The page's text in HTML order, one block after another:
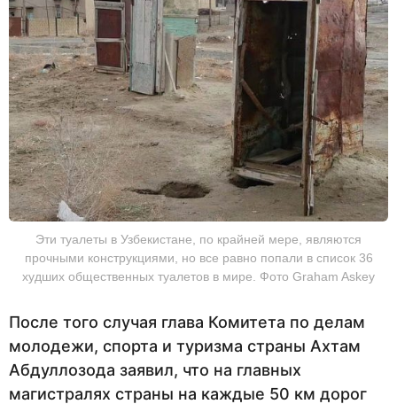
Эти туалеты в Узбекистане, по крайней мере, являются
прочными конструкциями, но все равно попали в список 36
худших общественных туалетов в мире. Фото Graham Askey
После того случая глава Комитета по делам
молодежи, спорта и туризма страны Ахтам
Абдуллозода заявил, что на главных
магистралях страны на каждые 50 км дорог